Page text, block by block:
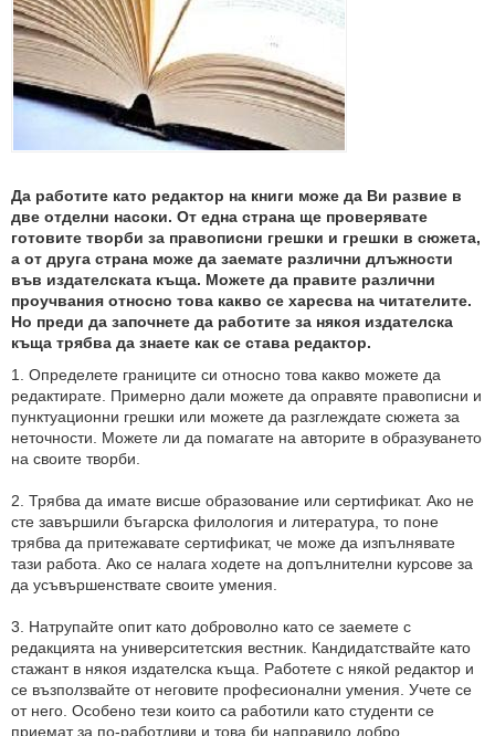
Да работите като редактор на книги може да Ви развие в
две отделни насоки. От една страна ще проверявате
готовите творби за правописни грешки и грешки в сюжета,
а от друга страна може да заемате различни длъжности
във издателската къща. Можете да правите различни
проучвания относно това какво се харесва на читателите.
Но преди да започнете да работите за някоя издателска
къща трябва да знаете как се става редактор.
1. Определете границите си относно това какво можете да
редактирате. Примерно дали можете да оправяте правописни и
пунктуационни грешки или можете да разглеждате сюжета за
неточности. Можете ли да помагате на авторите в образуването
на своите творби.
2. Трябва да имате висше образование или сертификат. Ако не
сте завършили бъгарска филология и литература, то поне
трябва да притежавате сертификат, че може да изпълнявате
тази работа. Ако се налага ходете на допълнителни курсове за
да усъвършенствате своите умения.
3. Натрупайте опит като доброволно като се заемете с
редакцията на университетския вестник. Кандидатствайте като
стажант в някоя издателска къща. Работете с някой редактор и
се възползвайте от неговите професионални умения. Учете се
от него. Особено тези които са работили като студенти се
приемат за по-работливи и това би направило добро